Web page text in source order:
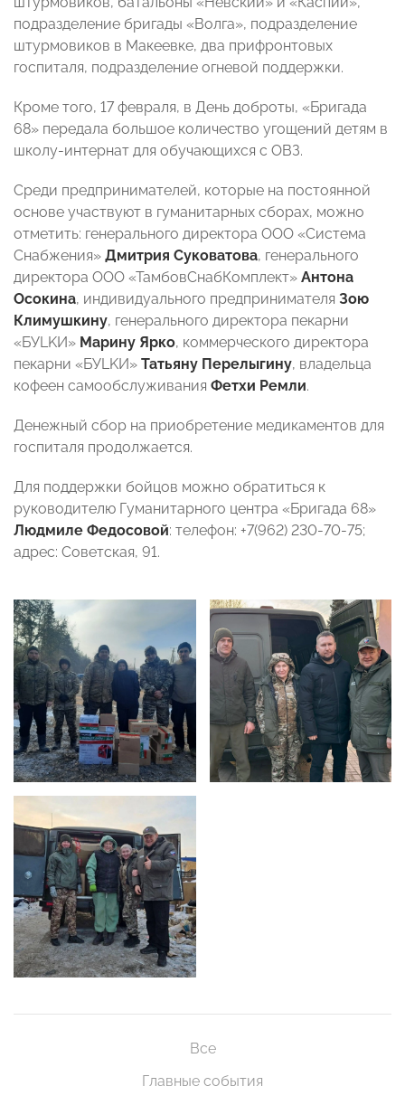
подразделение бригады «Волга», подразделение
штурмовиков в Макеевке, два прифронтовых
госпиталя, подразделение огневой поддержки.
Кроме того, 17 февраля, в День доброты, «Бригада
68» передала большое количество угощений детям в
школу-интернат для обучающихся с ОВЗ.
Среди предпринимателей, которые на постоянной
основе участвуют в гуманитарных сборах, можно
отметить: генерального директора ООО «Система
Снабжения» Дмитрия Суковатова, генерального
директора ООО «ТамбовСнабКомплект» Антона
Осокина, индивидуального предпринимателя Зою
Климушкину, генерального директора пекарни
«БУLKИ» Марину Ярко, коммерческого директора
пекарни «БУLKИ» Татьяну Перелыгину, владельца
кофеен самообслуживания Фетхи Ремли.
Денежный сбор на приобретение медикаментов для
госпиталя продолжается.
Для поддержки бойцов можно обратиться к
руководителю Гуманитарного центра «Бригада 68»
Людмиле Федосовой: телефон: +7(962) 230-70-75;
адрес: Советская, 91.
Все
Главные события